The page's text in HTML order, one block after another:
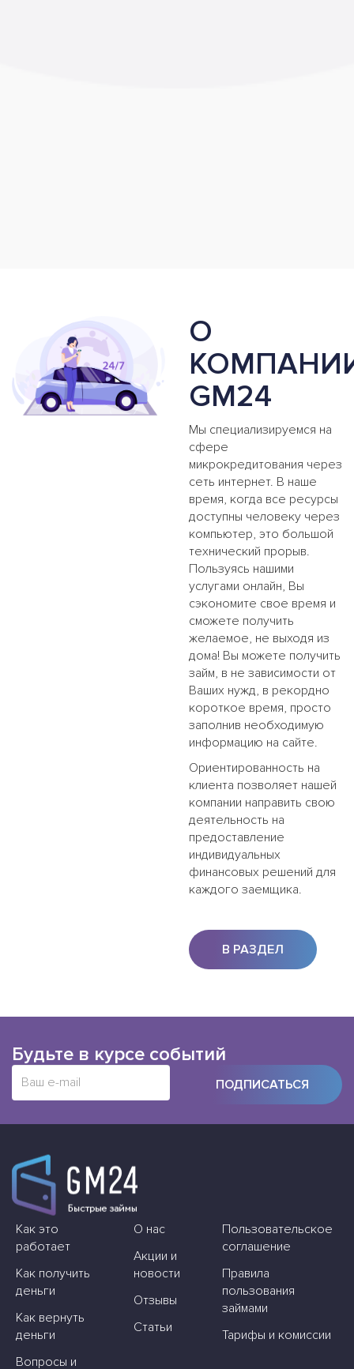
О
GM24
Мы специализируемся на
сфере
микрокредитования через
сеть интернет. В наше
время, когда все ресурсы
доступны человеку через
компьютер, это большой
технический прорыв.
Пользуясь нашими
услугами онлайн, Вы
сэкономите свое время и
сможете получить
желаемое, не выходя из
дома! Вы можете получить
займ, в не зависимости от
Ваших нужд, в рекордно
короткое время, просто
заполнив необходимую
информацию на сайте.
Ориентированность на
клиента позволяет нашей
компании направить свою
деятельность на
предоставление
индивидуальных
финансовых решений для
каждого заемщика.
В РАЗДЕЛ
Будьте в курсе событий
ПОДПИСАТЬСЯ
Как это
работает
Как получить
деньги
Как вернуть
деньги
Вопросы и
О нас
Акции и
новости
Отзывы
Статьи
Пользовательское
соглашение
Правила
пользования
займами
Тарифы и комиссии